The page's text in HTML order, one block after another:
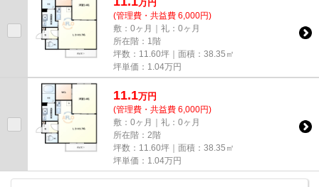
万円
(管理費・共益費 6,000円)
敷：0ヶ月｜礼：0ヶ月
所在階：1階
坪数：11.60坪｜面積：38.35㎡
坪単価： 1.04万円
11.1万円
(管理費・共益費 6,000円)
敷：0ヶ月｜礼：0ヶ月
所在階：2階
坪数：11.60坪｜面積：38.35㎡
坪単価： 1.04万円